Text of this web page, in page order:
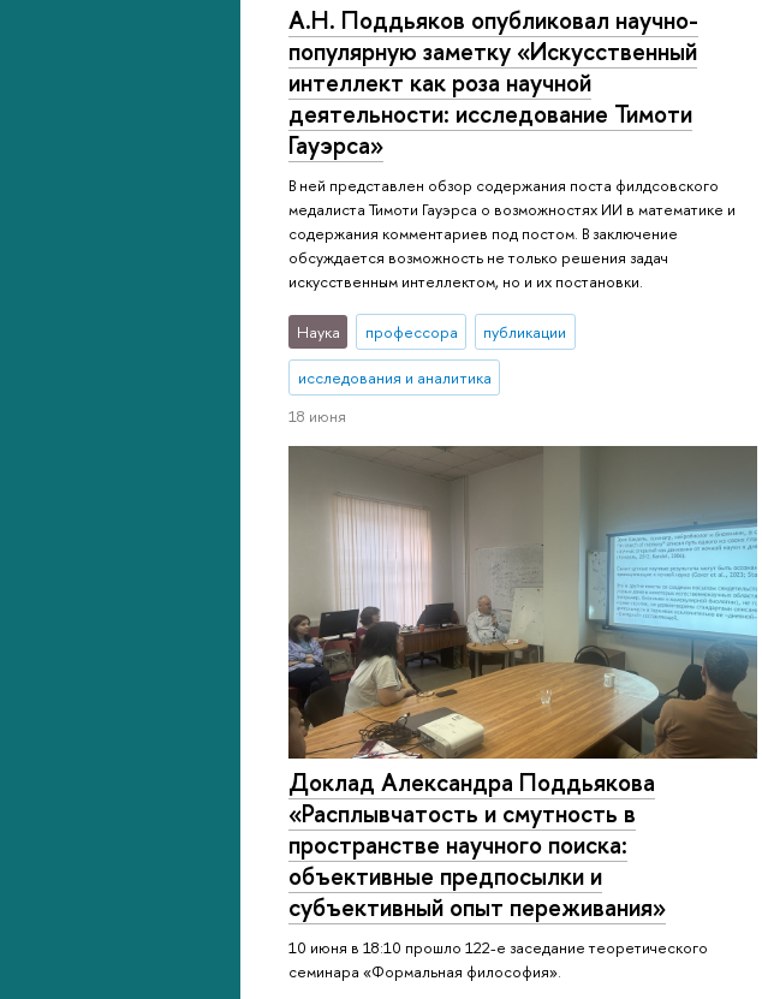
А.Н. Поддьяков опубликовал научно-
популярную заметку «Искусственный
интеллект как роза научной
деятельности: исследование Тимоти
Гауэрса»
В ней представлен обзор содержания поста филдсовского
медалиста Тимоти Гауэрса о возможностях ИИ в математике и
содержания комментариев под постом. В заключение
обсуждается возможность не только решения задач
искусственным интеллектом, но и их постановки.
Наука профессора публикации
исследования и аналитика
18 июня
Доклад Александра Поддьякова
«Расплывчатость и смутность в
пространстве научного поиска:
объективные предпосылки и
субъективный опыт переживания»
10 июня в 18:10 прошло 122-е заседание теоретического
семинара «Формальная философия».